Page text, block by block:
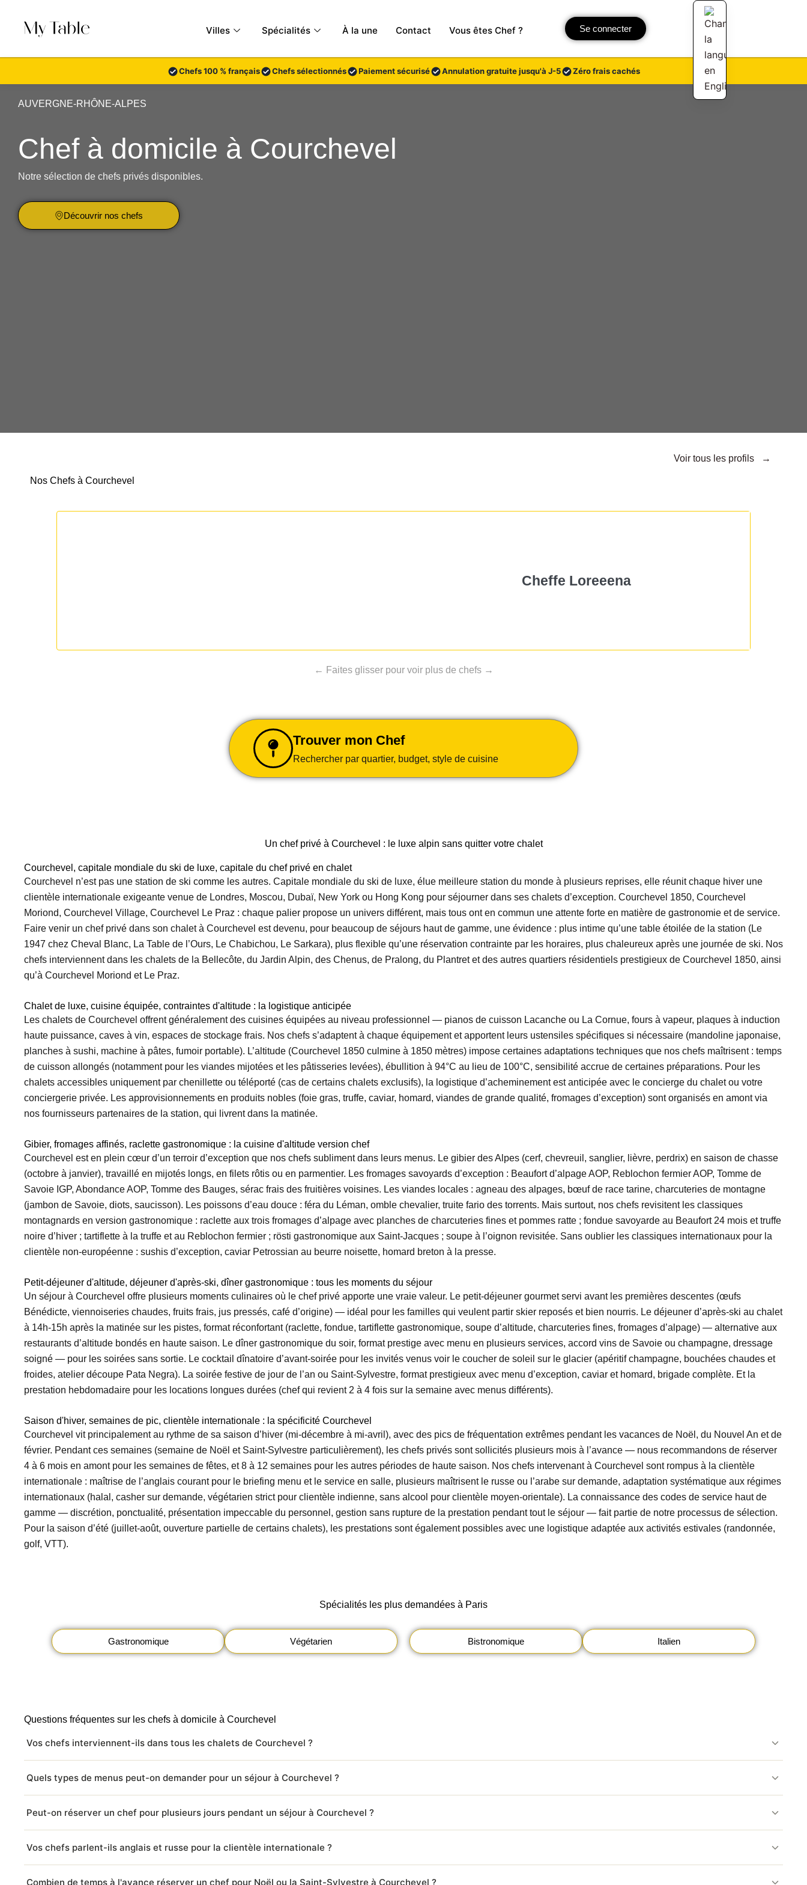
Villes Spécialités À la une Contact Vous êtes Chef ? Se connecter
Chefs 100 % français Chefs sélectionnés Paiement sécurisé Annulation gratuite jusqu'à J-5 Zéro frais cachés
AUVERGNE-RHÔNE-ALPES
Chef à domicile à Courchevel
Notre sélection de chefs privés disponibles.
Découvrir nos chefs
Nos Chefs à Courchevel
Voir tous les profils →
Cheffe Loreeena
← Faites glisser pour voir plus de chefs →
Trouver mon Chef
Rechercher par quartier, budget, style de cuisine
Un chef privé à Courchevel : le luxe alpin sans quitter votre chalet
Courchevel, capitale mondiale du ski de luxe, capitale du chef privé en chalet
Courchevel n’est pas une station de ski comme les autres. Capitale mondiale du ski de luxe, élue meilleure station du monde à plusieurs reprises, elle réunit chaque hiver une
clientèle internationale exigeante venue de Londres, Moscou, Dubaï, New York ou Hong Kong pour séjourner dans ses chalets d’exception. Courchevel 1850, Courchevel
Moriond, Courchevel Village, Courchevel Le Praz : chaque palier propose un univers différent, mais tous ont en commun une attente forte en matière de gastronomie et de service.
Faire venir un chef privé dans son chalet à Courchevel est devenu, pour beaucoup de séjours haut de gamme, une évidence : plus intime qu’une table étoilée de la station (Le
1947 chez Cheval Blanc, La Table de l’Ours, Le Chabichou, Le Sarkara), plus flexible qu’une réservation contrainte par les horaires, plus chaleureux après une journée de ski. Nos
chefs interviennent dans les chalets de la Bellecôte, du Jardin Alpin, des Chenus, de Pralong, du Plantret et des autres quartiers résidentiels prestigieux de Courchevel 1850, ainsi
qu’à Courchevel Moriond et Le Praz.
Chalet de luxe, cuisine équipée, contraintes d'altitude : la logistique anticipée
Les chalets de Courchevel offrent généralement des cuisines équipées au niveau professionnel — pianos de cuisson Lacanche ou La Cornue, fours à vapeur, plaques à induction
haute puissance, caves à vin, espaces de stockage frais. Nos chefs s’adaptent à chaque équipement et apportent leurs ustensiles spécifiques si nécessaire (mandoline japonaise,
planches à sushi, machine à pâtes, fumoir portable). L’altitude (Courchevel 1850 culmine à 1850 mètres) impose certaines adaptations techniques que nos chefs maîtrisent : temps
de cuisson allongés (notamment pour les viandes mijotées et les pâtisseries levées), ébullition à 94°C au lieu de 100°C, sensibilité accrue de certaines préparations. Pour les
chalets accessibles uniquement par chenillette ou téléporté (cas de certains chalets exclusifs), la logistique d’acheminement est anticipée avec le concierge du chalet ou votre
conciergerie privée. Les approvisionnements en produits nobles (foie gras, truffe, caviar, homard, viandes de grande qualité, fromages d’exception) sont organisés en amont via
nos fournisseurs partenaires de la station, qui livrent dans la matinée.
Gibier, fromages affinés, raclette gastronomique : la cuisine d'altitude version chef
Courchevel est en plein cœur d’un terroir d’exception que nos chefs subliment dans leurs menus. Le gibier des Alpes (cerf, chevreuil, sanglier, lièvre, perdrix) en saison de chasse
(octobre à janvier), travaillé en mijotés longs, en filets rôtis ou en parmentier. Les fromages savoyards d’exception : Beaufort d’alpage AOP, Reblochon fermier AOP, Tomme de
Savoie IGP, Abondance AOP, Tomme des Bauges, sérac frais des fruitières voisines. Les viandes locales : agneau des alpages, bœuf de race tarine, charcuteries de montagne
(jambon de Savoie, diots, saucisson). Les poissons d’eau douce : féra du Léman, omble chevalier, truite fario des torrents. Mais surtout, nos chefs revisitent les classiques
montagnards en version gastronomique : raclette aux trois fromages d’alpage avec planches de charcuteries fines et pommes ratte ; fondue savoyarde au Beaufort 24 mois et truffe
noire d’hiver ; tartiflette à la truffe et au Reblochon fermier ; rösti gastronomique aux Saint-Jacques ; soupe à l’oignon revisitée. Sans oublier les classiques internationaux pour la
clientèle non-européenne : sushis d’exception, caviar Petrossian au beurre noisette, homard breton à la presse.
Petit-déjeuner d'altitude, déjeuner d'après-ski, dîner gastronomique : tous les moments du séjour
Un séjour à Courchevel offre plusieurs moments culinaires où le chef privé apporte une vraie valeur. Le petit-déjeuner gourmet servi avant les premières descentes (œufs
Bénédicte, viennoiseries chaudes, fruits frais, jus pressés, café d’origine) — idéal pour les familles qui veulent partir skier reposés et bien nourris. Le déjeuner d’après-ski au chalet
à 14h-15h après la matinée sur les pistes, format réconfortant (raclette, fondue, tartiflette gastronomique, soupe d’altitude, charcuteries fines, fromages d’alpage) — alternative aux
restaurants d’altitude bondés en haute saison. Le dîner gastronomique du soir, format prestige avec menu en plusieurs services, accord vins de Savoie ou champagne, dressage
soigné — pour les soirées sans sortie. Le cocktail dînatoire d’avant-soirée pour les invités venus voir le coucher de soleil sur le glacier (apéritif champagne, bouchées chaudes et
froides, atelier découpe Pata Negra). La soirée festive de jour de l’an ou Saint-Sylvestre, format prestigieux avec menu d’exception, caviar et homard, brigade complète. Et la
prestation hebdomadaire pour les locations longues durées (chef qui revient 2 à 4 fois sur la semaine avec menus différents).
Saison d'hiver, semaines de pic, clientèle internationale : la spécificité Courchevel
Courchevel vit principalement au rythme de sa saison d’hiver (mi-décembre à mi-avril), avec des pics de fréquentation extrêmes pendant les vacances de Noël, du Nouvel An et de
février. Pendant ces semaines (semaine de Noël et Saint-Sylvestre particulièrement), les chefs privés sont sollicités plusieurs mois à l’avance — nous recommandons de réserver
4 à 6 mois en amont pour les semaines de fêtes, et 8 à 12 semaines pour les autres périodes de haute saison. Nos chefs intervenant à Courchevel sont rompus à la clientèle
internationale : maîtrise de l’anglais courant pour le briefing menu et le service en salle, plusieurs maîtrisent le russe ou l’arabe sur demande, adaptation systématique aux régimes
internationaux (halal, casher sur demande, végétarien strict pour clientèle indienne, sans alcool pour clientèle moyen-orientale). La connaissance des codes de service haut de
gamme — discrétion, ponctualité, présentation impeccable du personnel, gestion sans rupture de la prestation pendant tout le séjour — fait partie de notre processus de sélection.
Pour la saison d’été (juillet-août, ouverture partielle de certains chalets), les prestations sont également possibles avec une logistique adaptée aux activités estivales (randonnée,
golf, VTT).
Spécialités les plus demandées à Paris
Gastronomique Végétarien Bistronomique Italien
Questions fréquentes sur les chefs à domicile à Courchevel
Vos chefs interviennent-ils dans tous les chalets de Courchevel ?
Quels types de menus peut-on demander pour un séjour à Courchevel ?
Peut-on réserver un chef pour plusieurs jours pendant un séjour à Courchevel ?
Vos chefs parlent-ils anglais et russe pour la clientèle internationale ?
Combien de temps à l'avance réserver un chef pour Noël ou la Saint-Sylvestre à Courchevel ?